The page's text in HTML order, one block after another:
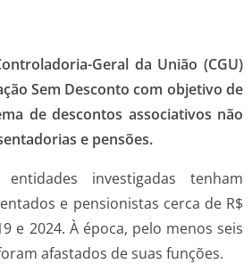
Geral da União (CGU)
Sem Desconto com objetivo de
de descontos associativos não
e pensões.
investigadas tenham
e pensionistas cerca de R$
e 2024. À época, pelo menos seis
afastados de suas funções.